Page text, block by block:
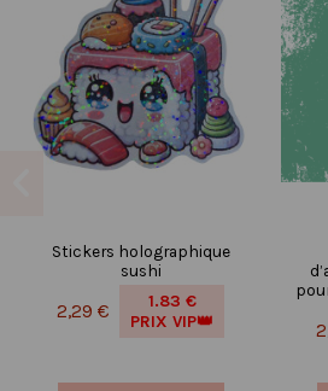
Stickers holographique
sushi
2,29 €
1.83 €
PRIX VIP👑